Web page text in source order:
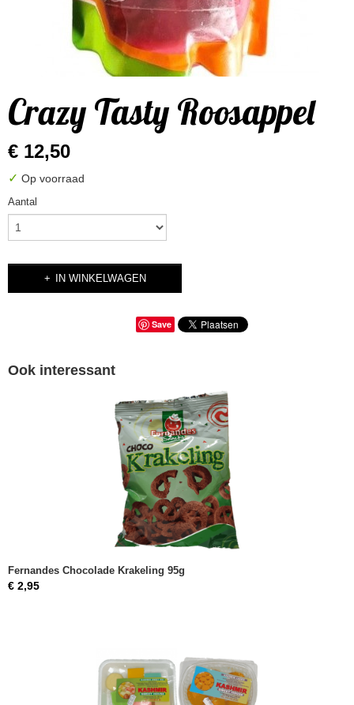
Crazy Tasty Roosappel
€ 12,50
✓ Op voorraad
Aantal
IN WINKELWAGEN
Save
Ook interessant
Fernandes Chocolade Krakeling 95g
€ 2,95